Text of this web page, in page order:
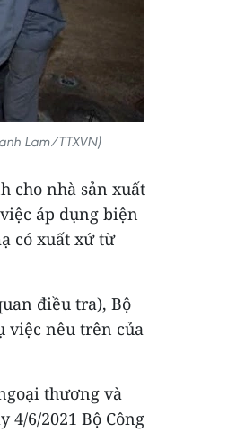
Lam/TTXVN)
cho nhà sản xuất
áp dụng biện
có xuất xứ từ
điều tra), Bộ
việc nêu trên của
thương và
4/6/2021 Bộ Công